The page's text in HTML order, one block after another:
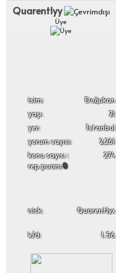
Quarentlyy
Üye
i̇sim:
Doğukan
yaşı:
21
yer:
İstanbul
yorum sayısı:
2,261
konu sayısı :
274
rep puanı:0
nick: Quarentlyx
k/d: 1.56